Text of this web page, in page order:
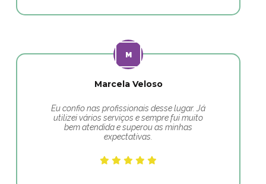
Marcela Veloso
Eu confio nas profissionais desse lugar. Já
utilizei vários serviços e sempre fui muito
bem atendida e superou as minhas
expectativas.